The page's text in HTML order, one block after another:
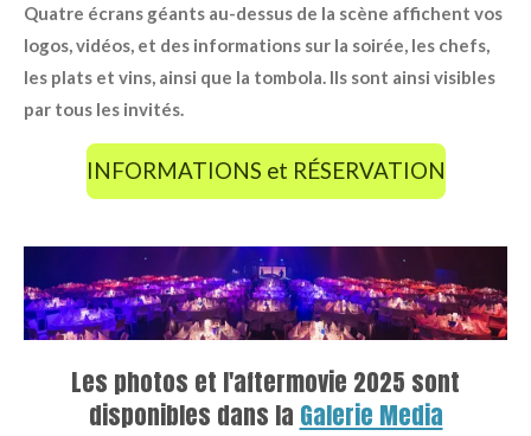
Quatre écrans géants au-dessus de la scène affichent vos
logos, vidéos, et des informations sur la soirée, les chefs,
les plats et vins, ainsi que la tombola. Ils sont ainsi visibles
par tous les invités.
INFORMATIONS et RÉSERVATION
Les photos et l'aftermovie 2025 sont
disponibles dans la Galerie Media